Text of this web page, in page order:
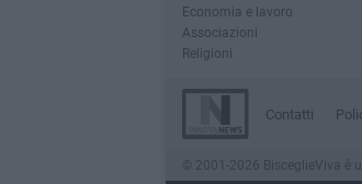
Economia e lavoro
Associazioni
Religioni
Contatti
© 2001-2026 BisceglieViva è